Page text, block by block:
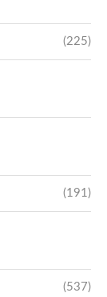
(225)
(191)
(537)